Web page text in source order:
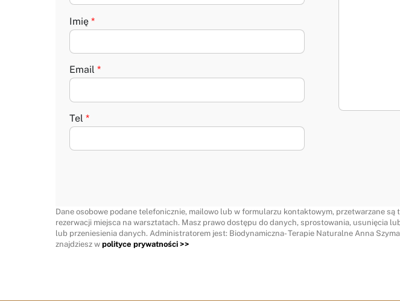
Imię*
Email*
Tel*
Dane osobowe podane telefonicznie, mailowo lub w formularzu kontaktowym, przetwarzane
rezerwacji miejsca na warsztatach. Masz prawo dostępu do danych, sprostowania, usunięcia
lub przeniesienia danych. Administratorem jest: Biodynamiczna- Terapie Naturalne Anna
znajdziesz w polityce prywatności >>